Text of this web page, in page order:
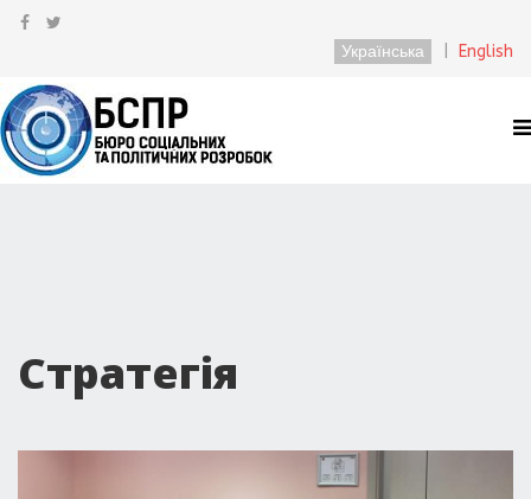
Українська English
Стратегія